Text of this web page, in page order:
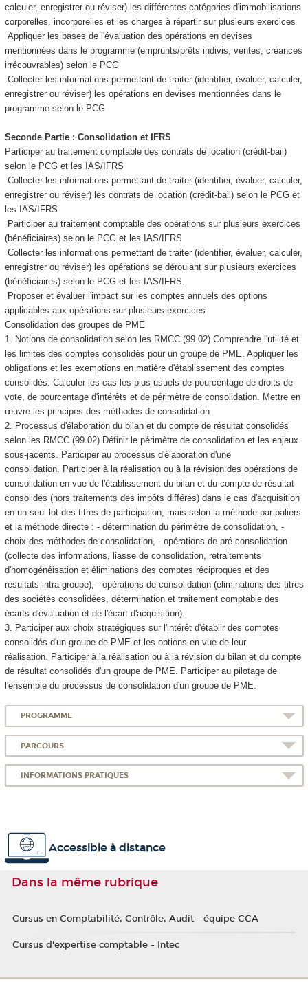
calculer, enregistrer ou réviser) les différentes catégories d'immobilisations
corporelles, incorporelles et les charges à répartir sur plusieurs exercices
Appliquer les bases de l'évaluation des opérations en devises
mentionnées dans le programme (emprunts/prêts indivis, ventes, créances
irrécouvrables) selon le PCG
Collecter les informations permettant de traiter (identifier, évaluer, calculer,
enregistrer ou réviser) les opérations en devises mentionnées dans le
programme selon le PCG
Seconde Partie : Consolidation et IFRS
Participer au traitement comptable des contrats de location (crédit-bail)
selon le PCG et les IAS/IFRS
Collecter les informations permettant de traiter (identifier, évaluer, calculer,
enregistrer ou réviser) les contrats de location (crédit-bail) selon le PCG et
les IAS/IFRS
Participer au traitement comptable des opérations sur plusieurs exercices
(bénéficiaires) selon le PCG et les IAS/IFRS
Collecter les informations permettant de traiter (identifier, évaluer, calculer,
enregistrer ou réviser) les opérations se déroulant sur plusieurs exercices
(bénéficiaires) selon le PCG et les IAS/IFRS.
Proposer et évaluer l'impact sur les comptes annuels des options
applicables aux opérations sur plusieurs exercices
Consolidation des groupes de PME
1. Notions de consolidation selon les RMCC (99.02) Comprendre l'utilité et
les limites des comptes consolidés pour un groupe de PME. Appliquer les
obligations et les exemptions en matière d'établissement des comptes
consolidés. Calculer les cas les plus usuels de pourcentage de droits de
vote, de pourcentage d'intérêts et de périmètre de consolidation. Mettre en
œuvre les principes des méthodes de consolidation
2. Processus d'élaboration du bilan et du compte de résultat consolidés
selon les RMCC (99.02) Définir le périmètre de consolidation et les enjeux
sous-jacents. Participer au processus d'élaboration d'une
consolidation. Participer à la réalisation ou à la révision des opérations de
consolidation en vue de l'établissement du bilan et du compte de résultat
consolidés (hors traitements des impôts différés) dans le cas d'acquisition
en un seul lot des titres de participation, mais selon la méthode par paliers
et la méthode directe : - détermination du périmètre de consolidation, -
choix des méthodes de consolidation, - opérations de pré-consolidation
(collecte des informations, liasse de consolidation, retraitements
d'homogénéisation et éliminations des comptes réciproques et des
résultats intra-groupe), - opérations de consolidation (éliminations des titres
des sociétés consolidées, détermination et traitement comptable des
écarts d'évaluation et de l'écart d'acquisition).
3. Participer aux choix stratégiques sur l'intérêt d'établir des comptes
consolidés d'un groupe de PME et les options en vue de leur
réalisation. Participer à la réalisation ou à la révision du bilan et du compte
de résultat consolidés d'un groupe de PME. Participer au pilotage de
l'ensemble du processus de consolidation d'un groupe de PME.
PROGRAMME
PARCOURS
INFORMATIONS PRATIQUES
Accessible à distance
Dans la même rubrique
Cursus en Comptabilité, Contrôle, Audit - équipe CCA
Cursus d'expertise comptable - Intec